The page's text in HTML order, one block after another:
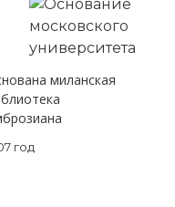
миланская
год
код: